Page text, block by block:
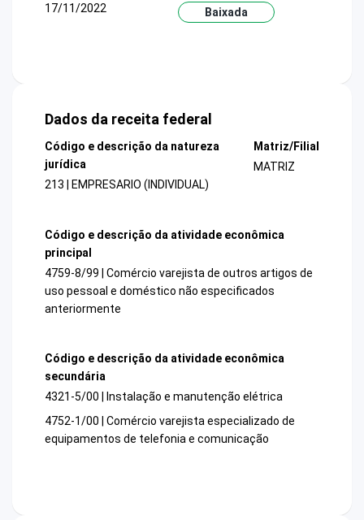
17/11/2022
Baixada
Dados da receita federal
Código e descrição da natureza
jurídica
213 | EMPRESARIO (INDIVIDUAL)
Matriz/Filial
MATRIZ
Código e descrição da atividade econômica
principal
4759-8/99 | Comércio varejista de outros artigos de
uso pessoal e doméstico não especificados
anteriormente
Código e descrição da atividade econômica
secundária
4321-5/00 | Instalação e manutenção elétrica
4752-1/00 | Comércio varejista especializado de
equipamentos de telefonia e comunicação